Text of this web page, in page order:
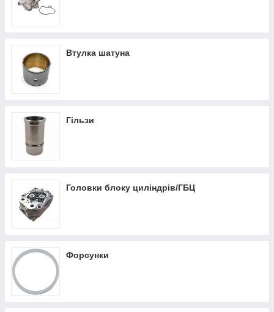
Втулка шатуна
Гільзи
Головки блоку циліндрів/ГБЦ
Форсунки